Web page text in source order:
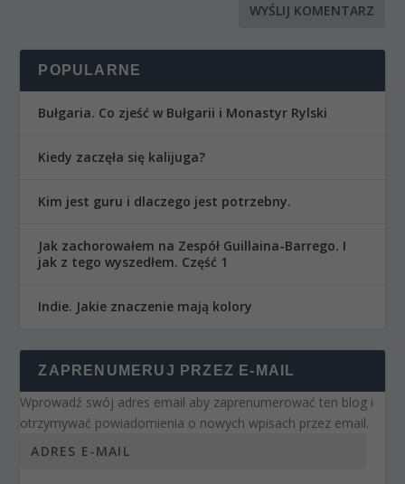
POPULARNE
Bułgaria. Co zjeść w Bułgarii i Monastyr Rylski
Kiedy zaczęła się kalijuga?
Kim jest guru i dlaczego jest potrzebny.
Jak zachorowałem na Zespół Guillaina-Barrego. I
jak z tego wyszedłem. Część 1
Indie. Jakie znaczenie mają kolory
ZAPRENUMERUJ PRZEZ E-MAIL
Wprowadź swój adres email aby zaprenumerować ten blog i
otrzymywać powiadomienia o nowych wpisach przez email.